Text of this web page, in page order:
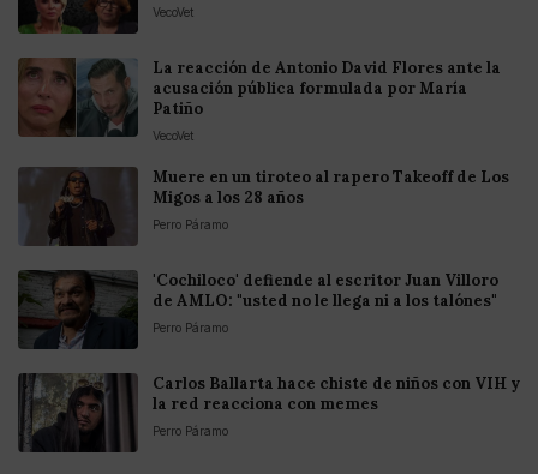
VecoVet
La reacción de Antonio David Flores ante la
acusación pública formulada por María
Patiño
VecoVet
Muere en un tiroteo al rapero Takeoff de Los
Migos a los 28 años
Perro Páramo
'Cochiloco' defiende al escritor Juan Villoro
de AMLO: "usted no le llega ni a los talónes"
Perro Páramo
Carlos Ballarta hace chiste de niños con VIH y
la red reacciona con memes
Perro Páramo